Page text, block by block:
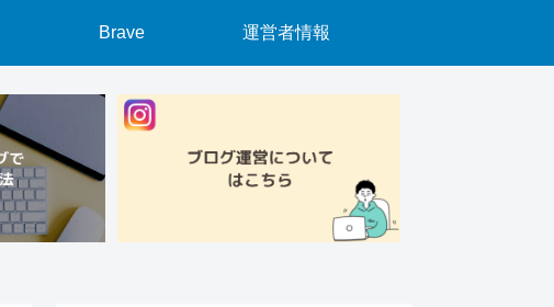
Brave 運営者情報